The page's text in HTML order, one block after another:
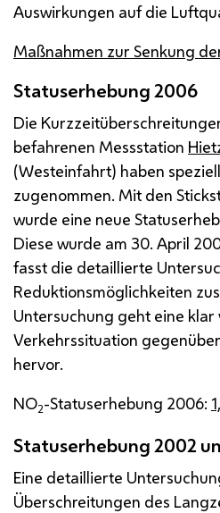
Auswirkungen auf die
Maßnahmen zur Senkung
Statuserhebung 2006
Die
befahrenen Messstation
(Westeinfahrt) haben
zugenommen. Mit den
wurde eine neue
Diese wurde am 30. April
fasst die detaillierte
Reduktionsmöglichkeiten
Untersuchung geht eine
Verkehrssituation
hervor.
NO2-Statuserhebung 2006:
Statuserhebung 2002
Eine detaillierte
Überschreitungen des